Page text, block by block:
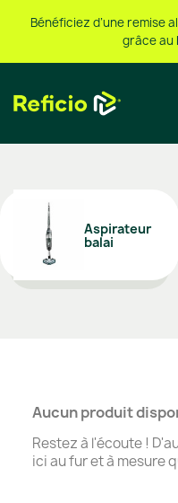
Bénéficiez d’une remise
grâce au
Aspirateur
balai
Aucun produit
Restez à l'écoute !
ici au fur et à mesure